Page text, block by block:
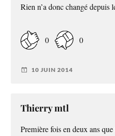
Rien n’a donc changé depuis
0 0
10 JUIN 2014
Thierry mtl
Première fois en deux ans